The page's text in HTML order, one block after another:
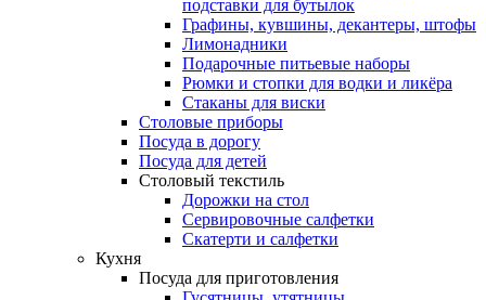
подставки для бутылок
Графины, кувшины, декантеры, штофы
Лимонадники
Подарочные питьевые наборы
Рюмки и стопки для водки и ликёра
Стаканы для виски
Столовые приборы
Посуда в дорогу
Посуда для детей
Столовый текстиль
Дорожки на стол
Сервировочные салфетки
Скатерти и салфетки
Кухня
Посуда для приготовления